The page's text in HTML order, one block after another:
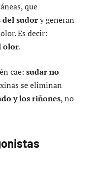
que
del sudory generan
Es decir:
olor.
cae: sudar no
se eliminan
y los riñones, no